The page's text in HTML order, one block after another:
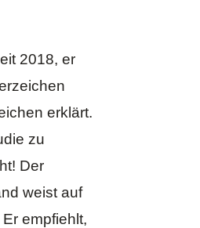
2018, er
erklärt.
zu
Der
weist auf
empfiehlt,